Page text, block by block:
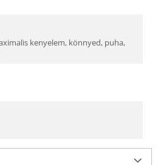
kenyelem, könnyed, puha,